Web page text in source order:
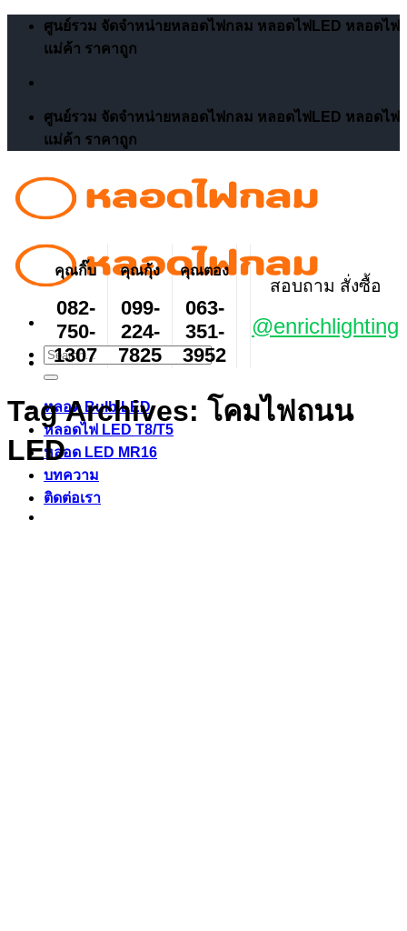
Skip
content
ศูนย์รวม จัดจำหน่ายหลอดไฟกลม หลอดไฟLED หลอดไฟ
แม่ค้า ราคาถูก
ศูนย์รวม จัดจำหน่ายหลอดไฟกลม หลอดไฟLED หลอดไฟ
แม่ค้า ราคาถูก
Search
for:
หลอด Bulb LED
หลอดไฟ LED T8/T5
หลอด LED MR16
บทความ
ติดต่อเรา
คุณกิ๊บ
082-
750-
1307
คุณกุ้ง
099-
224-
7825
คุณตอง
063-
351-
3952
สอบถาม สั่งซื้อ
@enrichlighting
Tag Archives: โคมไฟถนน
LED